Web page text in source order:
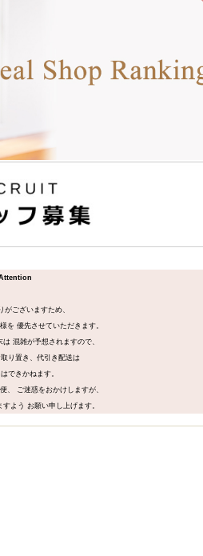
がございますため、
を 優先させていただきます。
混雑が予想されますので、
り置き、代引き配送は
できかねます。
、 ご迷惑をおかけしますが、
よう お願い申し上げます。